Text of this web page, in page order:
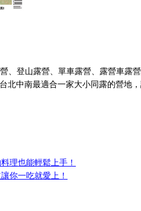
、登山露營、單車露營、露營車露
北中南最適合一家大小同露的營地
理也能輕鬆上手！
你一吃就愛上！